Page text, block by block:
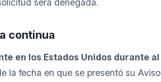
continua
en los Estados Unidos durante al
la fecha en que se presentó su Aviso